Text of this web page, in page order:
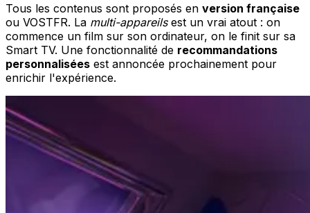
Tous les contenus sont proposés en version française
ou VOSTFR. La multi-appareilsest un vrai atout : on
commence un film sur son ordinateur, on le finit sur sa
Smart TV. Une fonctionnalité de recommandations
personnalisées est annoncée prochainement pour
enrichir l'expérience.